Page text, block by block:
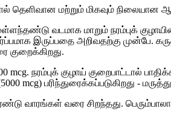
தெளிவான மற்றும் மிகவும் நிலையான
வடமாக மாறும் நரம்புக்
இருப்பதை அறிவதற்கு முன்பே.
குறைக்கிறது.
நரம்புக் குழாய் குறைபாட்டால்
mcg) பரிந்துரைக்கப்படுகிறது -
வாரங்கள் வரை சிறந்தது.